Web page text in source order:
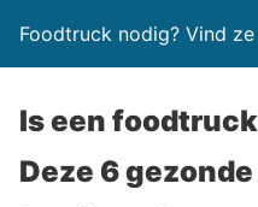
Foodtruck nodig? Vind
Is een
Deze 6